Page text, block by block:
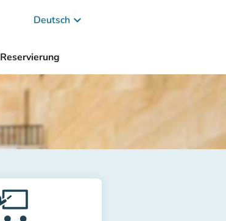
Deutsch keyboard_arrow_down
Reservierung